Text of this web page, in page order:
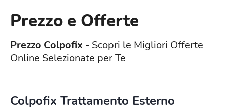
Prezzo e Offerte
Prezzo Colpofix - Scopri le Migliori Offerte
Online Selezionate per Te
Colpofix Trattamento Esterno